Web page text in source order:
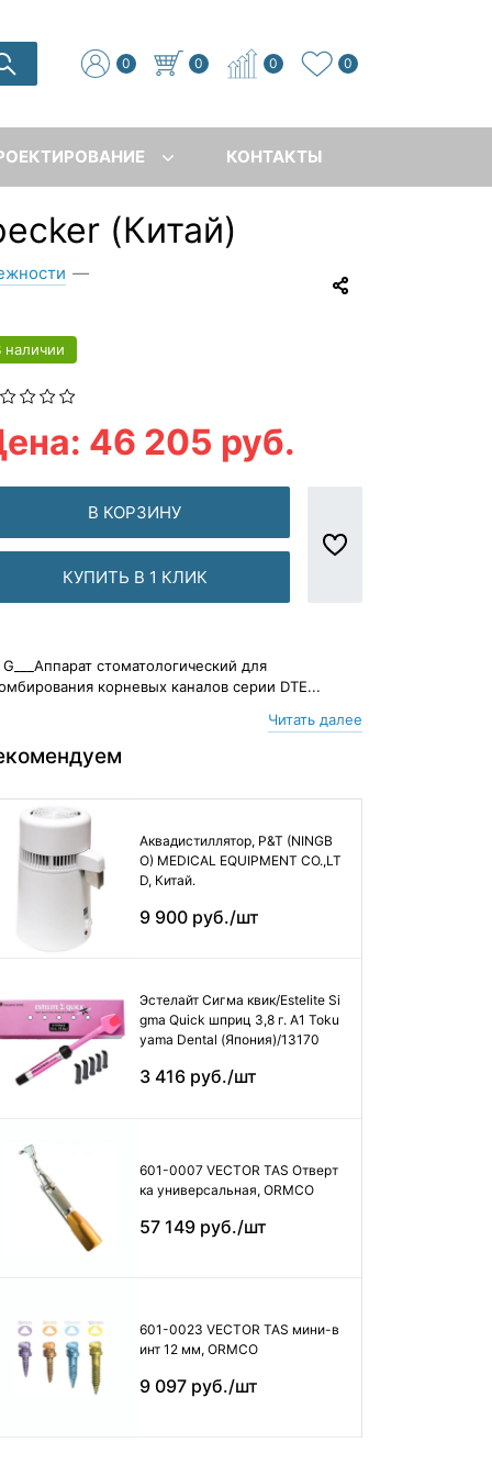
0 0 0 0
КОНТАКТЫ
(Китай)
—
наличии
46 205 руб.
В КОРЗИНУ
КУПИТЬ В 1 КЛИК
стоматологический для
корневых каналов серии DTE...
Читать далее
Аквадистиллятор, P&T (NINGB
O) MEDICAL EQUIPMENT CO.,LT
D, Китай.
9 900 руб./шт
Эстелайт Сигма квик/Estelite Si
gma Quick шприц 3,8 г. А1 Toku
yama Dental (Япония)/13170
3 416 руб./шт
601-0007 VECTOR TAS Отверт
ка универсальная, ORMCO
57 149 руб./шт
601-0023 VECTOR TAS мини-в
инт 12 мм, ORMCO
9 097 руб./шт